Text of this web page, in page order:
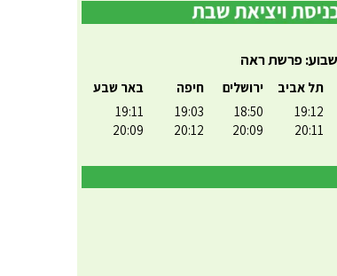
פרשת ראה
תל אביב
19:12
20:11
ירושלים
18:50
20:09
חיפה
19:03
20:12
באר שבע
19:11
20:09